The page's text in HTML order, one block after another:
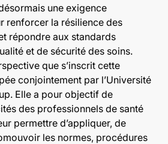
une exigence
renforcer la résilience des
répondre aux standards
et de sécurité des soins.
que s’inscrit cette
conjointement par l’Université
Elle a pour objectif de
des professionnels de santé
permettre d’appliquer, de
les normes, procédures